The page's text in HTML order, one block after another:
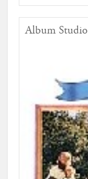
Album Studio